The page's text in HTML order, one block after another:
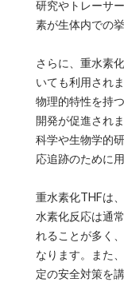
研究やトレーサ
素が生体内での
さらに、重水素
いても利用され
物理的特性を持
開発が促進され
科学や生物学的
応追跡のために
重水素化THFは
水素化反応は通
れることが多く
なります。また
定の安全対策を